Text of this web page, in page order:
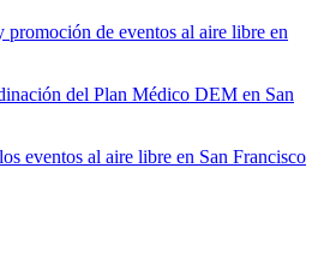
de eventos al aire libre en
del Plan Médico DEM en San
eventos al aire libre en San Francisco